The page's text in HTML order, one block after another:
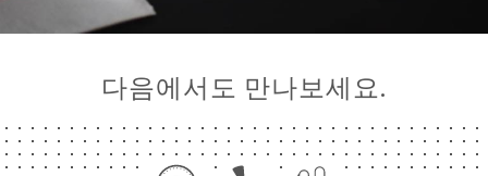
다음에서도 만나보세요.